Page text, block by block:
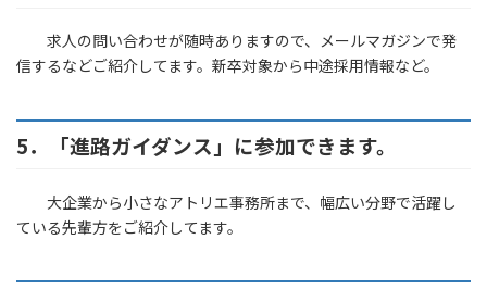
求人の問い合わせが随時ありますので、メールマガジンで発
信するなどご紹介してます。新卒対象から中途採用情報など。
5．「進路ガイダンス」に参加できます。
大企業から小さなアトリエ事務所まで、幅広い分野で活躍し
ている先輩方をご紹介してます。